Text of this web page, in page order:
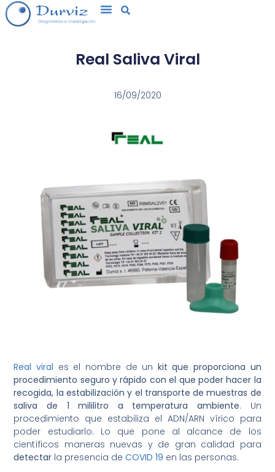
Real Saliva Viral
16/09/2020
Real viral es el nombre de un kit que proporciona un
procedimiento seguro y rápido con el que poder hacer la
recogida, la estabilización y el transporte de muestras de
saliva de 1 mililitro a temperatura ambiente. Un
procedimiento que estabiliza el ADN/ARN vírico para
poder estudiarlo. Lo que pone al alcance de los
científicos maneras nuevas y de gran calidad para
detectar la presencia deCOVID 19 en las personas.